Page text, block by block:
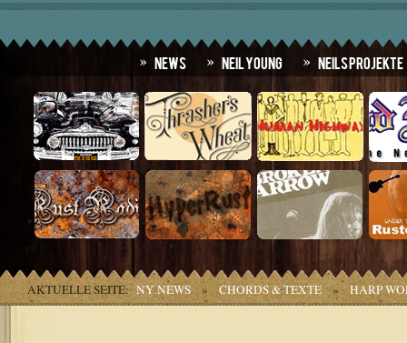
News Neil Young Neils Projekte
AKTUELLE SEITE: NY NEWS » CHORDS & TEXTE » HARP